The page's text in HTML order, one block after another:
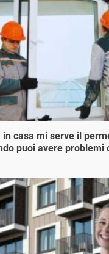
casa mi serve il
puoi avere problemi